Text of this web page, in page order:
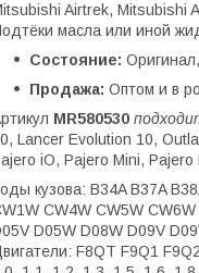
Airtrek, Mitsubishi
масла или иной
Состояние:
Продажа: Оптом и в
MR580530
Lancer Evolution 10,
iO, Pajero Mini,
кузова: B34A B37A
CW4W CW5W
D05W D08W D09V
F8QT F9Q1